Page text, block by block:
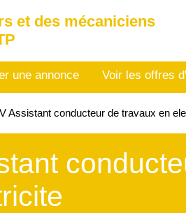
et des mécaniciens
une annonce Voir les offres
Assistant conducteur de travaux en